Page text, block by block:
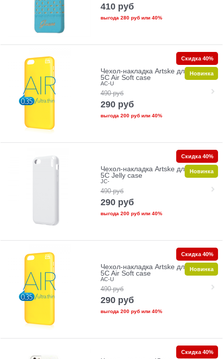
410 руб
выгода 280 рубили 40%
Чехол-накладка Artske для iPhone
5C Air Soft case
AC-U
490 руб
290 руб
выгода 200 рубили 40%
Скидка 40%
Новинка
Чехол-накладка Artske для iPhone
5C Jelly case
JC-
490 руб
290 руб
выгода 200 рубили 40%
Скидка 40%
Новинка
Чехол-накладка Artske для iPhone
5C Air Soft case
AC-U
490 руб
290 руб
выгода 200 рубили 40%
Скидка 40%
Новинка
Скидка 40%